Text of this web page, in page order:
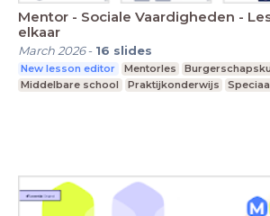
Mentor - Sociale Vaardigheden -
elkaar
March 2026- 16 slides
New lesson editor Mentorles
Middelbare school
Praktijkonderwijs